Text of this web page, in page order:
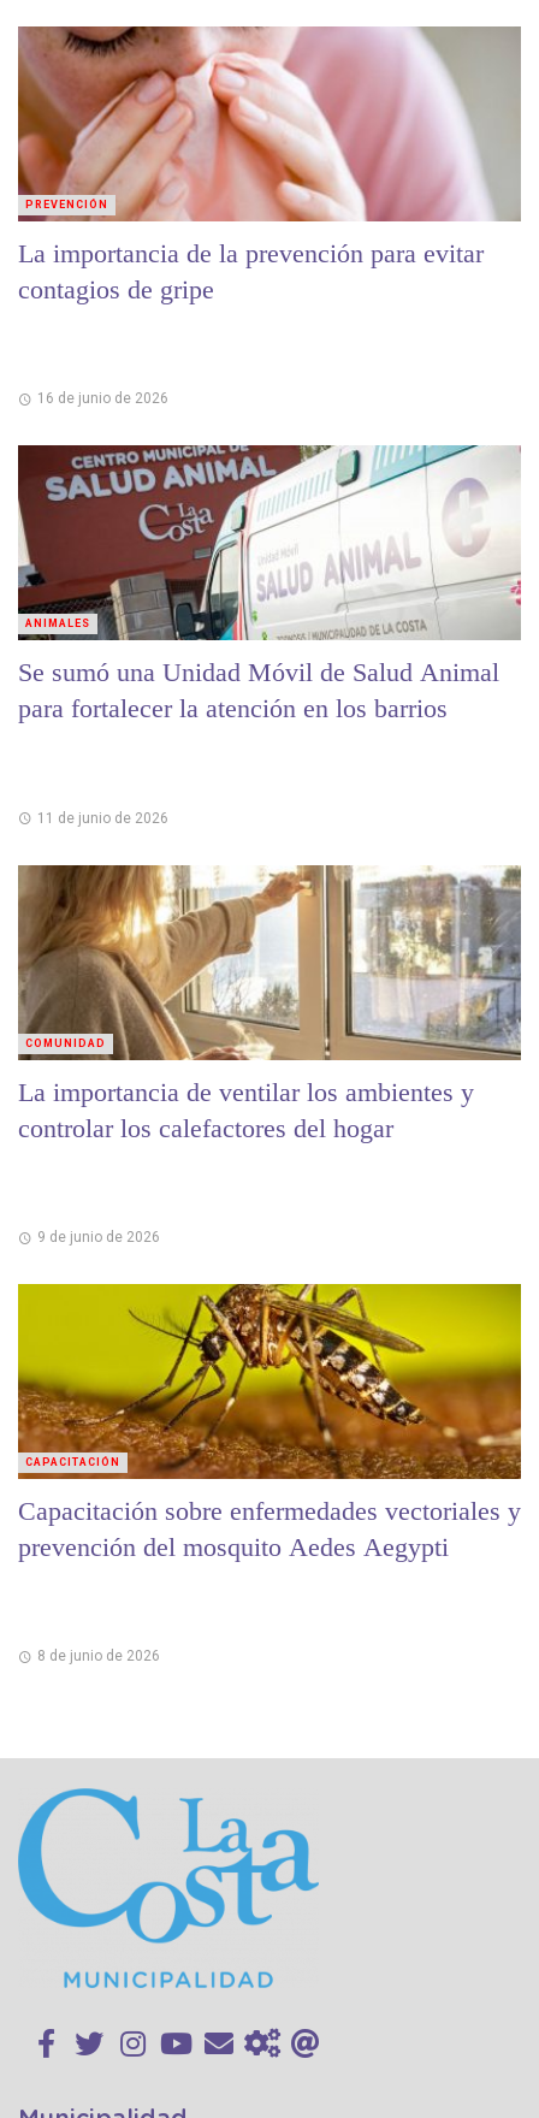
La importancia de la prevención para evitar
contagios de gripe
16 de junio de 2026
PREVENCIÓN
Se sumó una Unidad Móvil de Salud Animal
para fortalecer la atención en los barrios
11 de junio de 2026
ANIMALES
La importancia de ventilar los ambientes y
controlar los calefactores del hogar
9 de junio de 2026
COMUNIDAD
Capacitación sobre enfermedades vectoriales y
prevención del mosquito Aedes Aegypti
8 de junio de 2026
CAPACITACIÓN